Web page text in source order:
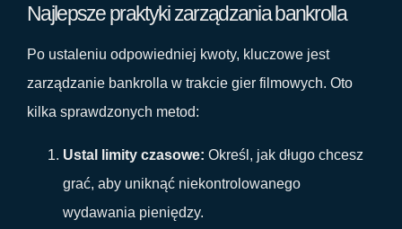
Najlepsze praktyki zarządzania bankrolla
Po ustaleniu odpowiedniej kwoty, kluczowe jest
zarządzanie bankrolla w trakcie gier filmowych. Oto
kilka sprawdzonych metod:
Ustal limity czasowe: Określ, jak długo chcesz
grać, aby uniknąć niekontrolowanego
wydawania pieniędzy.